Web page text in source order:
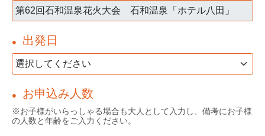
● 出発日
● お申込み人数
※お子様がいらっしゃる場合も大人として入力し、備考にお子様
の人数と年齢をご入力ください。